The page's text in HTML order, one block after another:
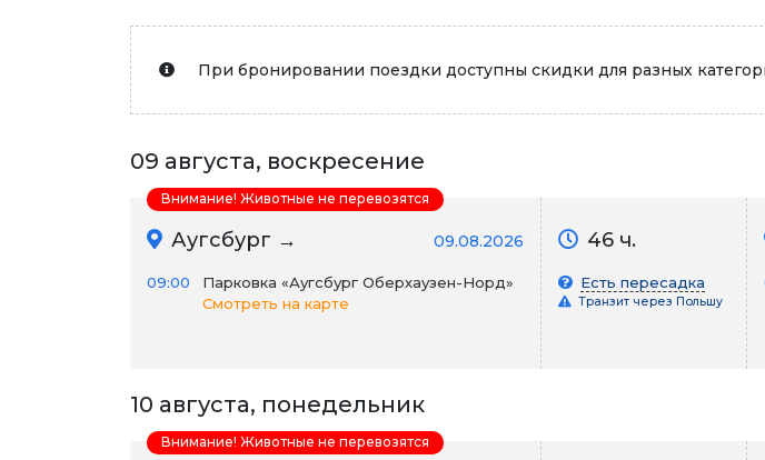
При бронировании поездки доступны скидки для разных
09 августа, воскресение
Аугсбург → 09.08.2026
09:00
Парковка «Аугсбург Оберхаузен-Норд»
Смотреть на карте
46 ч.
Есть пересадка
Транзит через Польшу
Внимание! Животные не перевозятся
10 августа, понедельник
Внимание! Животные не перевозятся